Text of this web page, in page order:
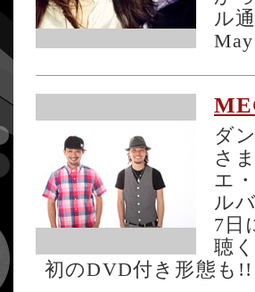
ル
ダ
さ
エ
ル
7日
聴
初のDVD付き形態も!!